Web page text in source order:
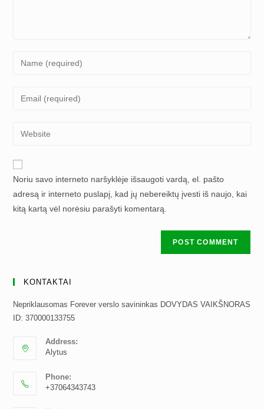
Enter
Enter
address
comment
Enter
website
Noriu savo interneto naršyklėje išsaugoti vardą, el. pašto
adresą ir interneto puslapį, kad jų nebereiktų įvesti iš naujo, kai
kitą kartą vėl norėsiu parašyti komentarą.
KONTAKTAI
Nepriklausomas Forever verslo savininkas DOVYDAS VAIKŠNORAS
ID: 370000133755
Address:
Alytus
Phone:
+37064343743